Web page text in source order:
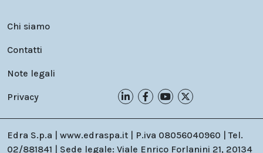
Chi siamo
Contatti
Note legali
Privacy
Edra S.p.a | www.edraspa.it | P.iva 08056040960 | Tel.
02/881841 | Sede legale: Viale Enrico Forlanini 21, 20134